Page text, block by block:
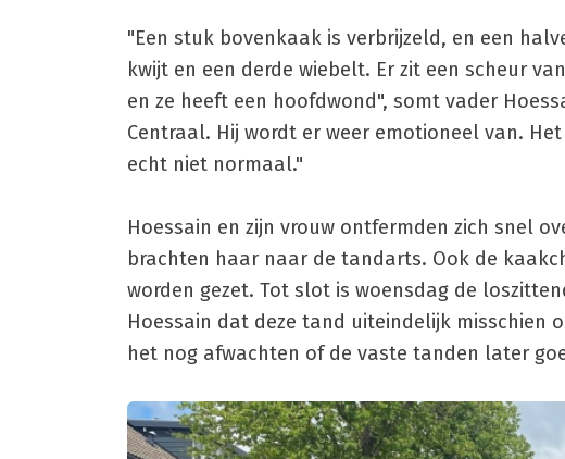
"Een stuk bovenkaak is verbrijzeld, en een
kwijt en een derde wiebelt. Er zit een scheur
en ze heeft een hoofdwond", somt vader
Centraal. Hij wordt er weer emotioneel van.
echt niet normaal."
Hoessain en zijn vrouw ontfermden zich snel
brachten haar naar de tandarts. Ook de
worden gezet. Tot slot is woensdag de
Hoessain dat deze tand uiteindelijk misschien
het nog afwachten of de vaste tanden later